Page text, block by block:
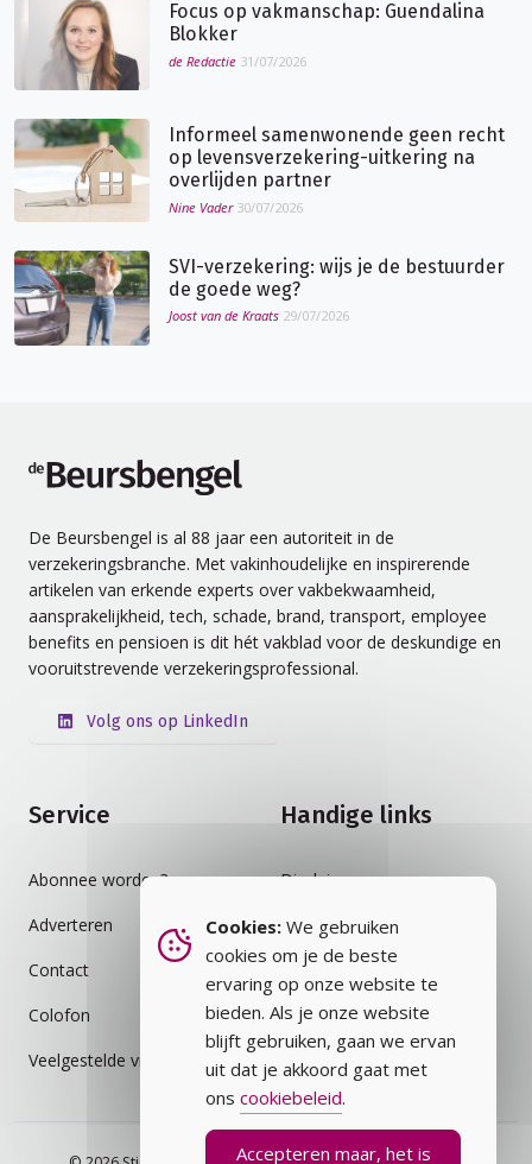
Focus op vakmanschap: Guendalina
Blokker
de Redactie 31/07/2026
Informeel samenwonende geen recht
op levensverzekering-uitkering na
overlijden partner
Nine Vader 30/07/2026
SVI-verzekering: wijs je de bestuurder
de goede weg?
Joost van de Kraats 29/07/2026
De Beursbengel is al 88 jaar een autoriteit in de
verzekeringsbranche. Met vakinhoudelijke en inspirerende
artikelen van erkende experts over vakbekwaamheid,
aansprakelijkheid, tech, schade, brand, transport, employee
benefits en pensioen is dit hét vakblad voor de deskundige en
vooruitstrevende verzekeringsprofessional.
Volg ons op LinkedIn
Service
Abonnee worden?
Adverteren
Contact
Colofon
Veelgestelde vragen
Handige links
Disclaimer
Auteursrecht
Cookiebeleid
Privacybeleid
Vakblad
Cookies: We gebruiken
cookies om je de beste
ervaring op onze website te
bieden. Als je onze website
blijft gebruiken, gaan we ervan
uit dat je akkoord gaat met
ons cookiebeleid.
Accepteren maar, het is